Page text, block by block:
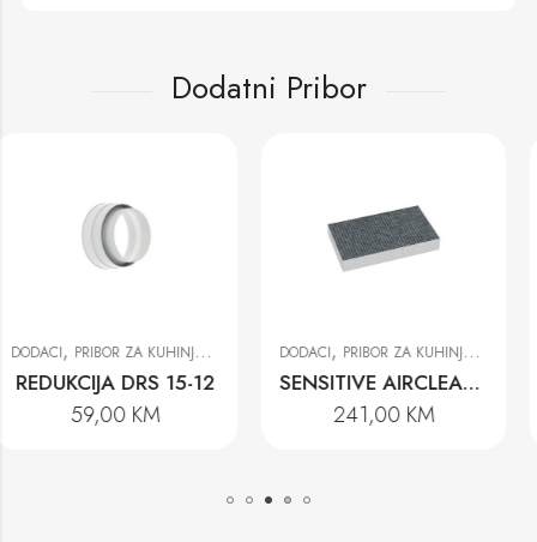
Dodatni Pribor
DODACI,PRIBOR ZA KUHINJSKE NAPE
SENSITIVE AIRCLEAN FILTER DKF 29-S
241,00KM
DODACI,PRIBOR ZA KUHINJSKE NAPE
577,00KM